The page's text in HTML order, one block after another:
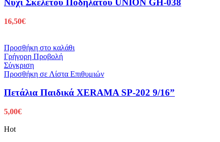
Νύχι Σκελετού Ποδηλάτου UNION GH-038
16,50€
Προσθήκη στο καλάθι
Γρήγορη Προβολή
Σύγκριση
Προσθήκη σε Λίστα Επιθυμιών
Πετάλια Παιδικά XERAMA SP-202 9/16”
5,00€
Hot